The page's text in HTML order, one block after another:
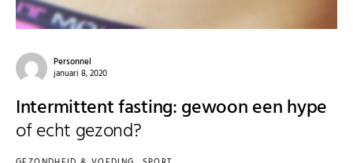
Personnel
januari 8, 2020
Intermittent fasting: gewoon een hype
of echt gezond?